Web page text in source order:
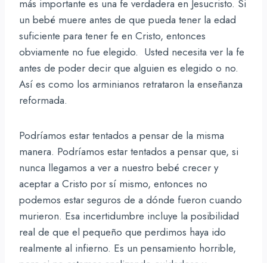
más importante es una fe verdadera en Jesucristo. Si
un bebé muere antes de que pueda tener la edad
suficiente para tener fe en Cristo, entonces
obviamente no fue elegido. Usted necesita ver la fe
antes de poder decir que alguien es elegido o no.
Así es como los arminianos retrataron la enseñanza
reformada.
Podríamos estar tentados a pensar de la misma
manera. Podríamos estar tentados a pensar que, si
nunca llegamos a ver a nuestro bebé crecer y
aceptar a Cristo por sí mismo, entonces no
podemos estar seguros de a dónde fueron cuando
murieron. Esa incertidumbre incluye la posibilidad
real de que el pequeño que perdimos haya ido
realmente al infierno. Es un pensamiento horrible,